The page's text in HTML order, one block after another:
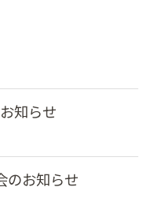
知らせ
のお知らせ